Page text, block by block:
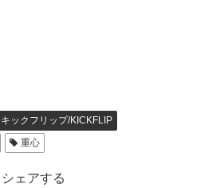
キックフリップ/KICKFLIP
重心
シェアする